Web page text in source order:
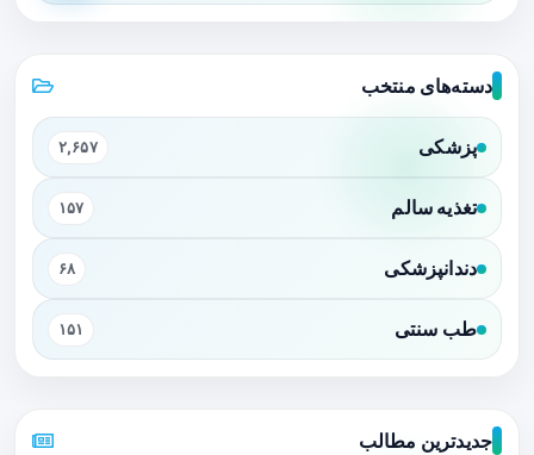
دسته‌های منتخب
پزشکی ۲,۶۵۷
تغذیه سالم ۱۵۷
دندانپزشکی ۶۸
طب سنتی ۱۵۱
جدیدترین مطالب